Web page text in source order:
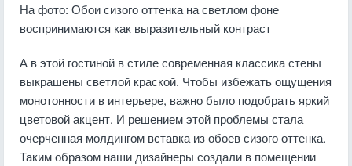
На фото: Обои сизого оттенка на светлом фоне
воспринимаются как выразительный контраст
А в этой гостиной в стиле современная классика стены
выкрашены светлой краской. Чтобы избежать ощущения
монотонности в интерьере, важно было подобрать яркий
цветовой акцент. И решением этой проблемы стала
очерченная молдингом вставка из обоев сизого оттенка.
Таким образом наши дизайнеры создали в помещении